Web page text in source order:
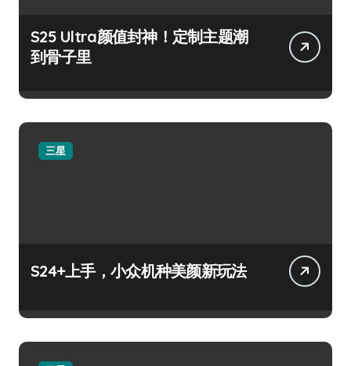
S25 Ultra颜值封神！定制主题潮
到骨子里
三星
S24+上手，小众机种美颜新玩法